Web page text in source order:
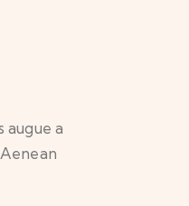
augue a